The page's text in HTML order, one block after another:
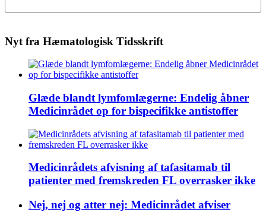
Nyt fra Hæmatologisk Tidsskrift
Glæde blandt lymfomlægerne: Endelig åbner
Medicinrådet op for bispecifikke antistoffer
Medicinrådets afvisning af tafasitamab til
patienter med fremskreden FL overrasker ikke
Nej, nej og atter nej: Medicinrådet afviser